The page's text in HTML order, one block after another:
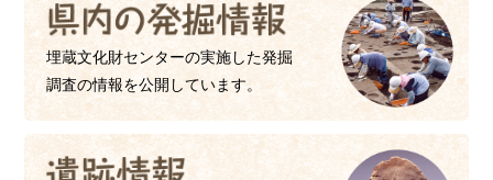
埋蔵文化財センターの実施した発掘
調査の情報を公開しています。